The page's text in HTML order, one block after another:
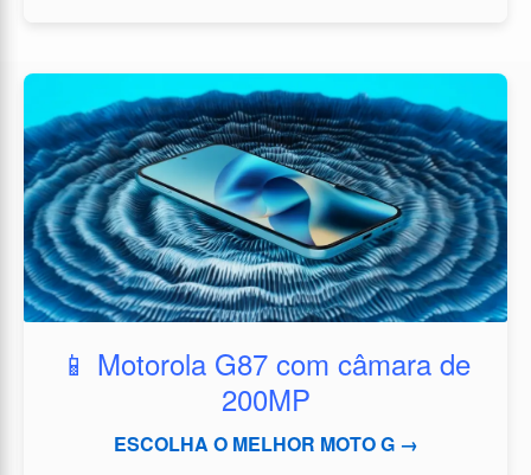
📱 Motorola G87 com câmara de
200MP
ESCOLHA O MELHOR MOTO G →